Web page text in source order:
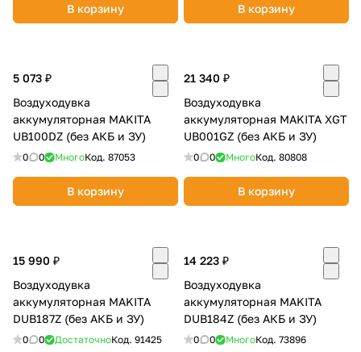
В корзину В корзину
5 073 ₽
Воздуходувка
аккумуляторная MAKITA
UB100DZ (без АКБ и ЗУ)
0 0 МногоКод. 87053
В корзину
21 340 ₽
Воздуходувка
аккумуляторная MAKITA XGT
UB001GZ (без АКБ и ЗУ)
0 0 МногоКод. 80808
В корзину
15 990 ₽
Воздуходувка
аккумуляторная MAKITA
DUB187Z (без АКБ и ЗУ)
0 0 ДостаточноКод. 91425
14 223 ₽
Воздуходувка
аккумуляторная MAKITA
DUB184Z (без АКБ и ЗУ)
0 0 МногоКод. 73896
Подробнее
25
раз в 2
недели
Остались вопросы?
8 800 302-02-51
plait.ru